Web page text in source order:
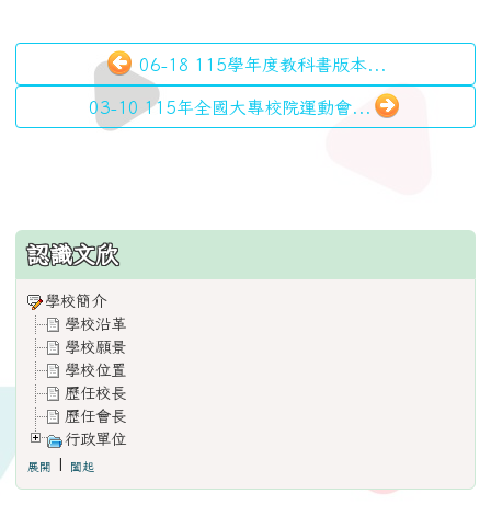
06-18 115學年度教科書版本...
03-10 115年全國大專校院運動會...
:::
認識文欣
學校簡介
學校沿革
學校願景
學校位置
歷任校長
歷任會長
行政單位
展開 闔起